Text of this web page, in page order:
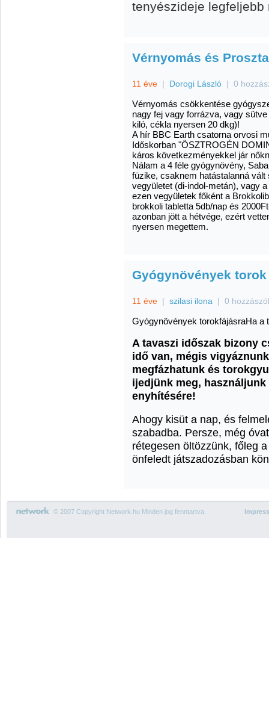
tenyészideje legfeljebb
Vérnyomás és
11 éve | Dorogi László | 0
Vérnyomás csökkentése
nagy fej vagy forrázva, vagy
kiló, cékla nyersen 20 dkg)!
A hír BBC Earth csatorna orvosi
Időskorban "ÖSZTROGÉN
káros következményekkel jár
Nálam a 4 féle gyógynövény,
füzike, csaknem hatástalanná
vegyületet (di-indol-metán), vagy
ezen vegyületek főként a
brokkoli tabletta 5db/nap és
azonban jött a hétvége, ezért
nyersen megettem.
Gyógynövények
11 éve | szilasi ilona | 0
Gyógynövények torokfájásraHa a
A tavaszi időszak bizony
idő van, mégis
megfázhatunk és
ijedjünk meg,
enyhítésére!
Ahogy kisüt a nap, és
szabadba. Persze, még
rétegesen öltözzünk, főleg
önfeledt játszadozásban
© 2007 Copyright Network.hu Minden jog fenntartva.